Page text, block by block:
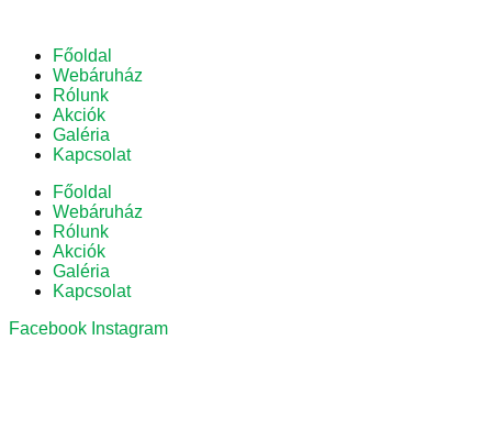
Főoldal
Webáruház
Rólunk
Akciók
Galéria
Kapcsolat
Főoldal
Webáruház
Rólunk
Akciók
Galéria
Kapcsolat
Facebook Instagram